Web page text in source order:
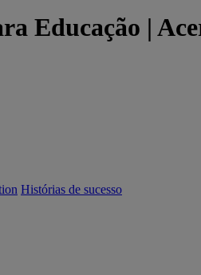
Educação |
Histórias de sucesso